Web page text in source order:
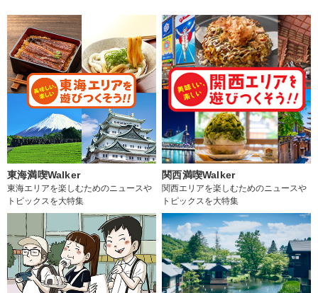
東海満喫Walker
東海エリアを楽しむためのニュースや
トピックスを大特集
関西満喫Walker
関西エリアを楽しむためのニュースや
トピックスを大特集